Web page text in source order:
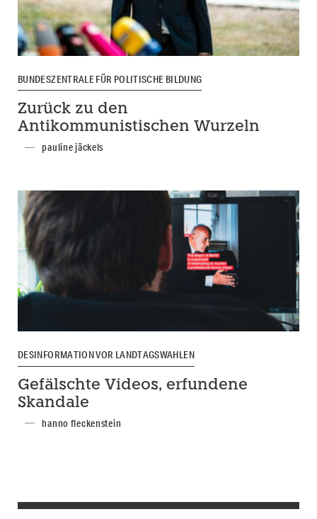
BUNDESZENTRALE FÜR POLITISCHE BILDUNG
Zurück zu den
Antikommunistischen Wurzeln
pauline jäckels
DESINFORMATION VOR LANDTAGSWAHLEN
Gefälschte Videos, erfundene
Skandale
hanno fleckenstein